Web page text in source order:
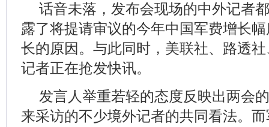
话音未落，发布会现场的中外记者
露了将提请审议的今年中国军费增长
长的原因。与此同时，美联社、路透
记者正在抢发快讯。
发言人举重若轻的态度反映出两会
来采访的不少境外记者的共同看法。